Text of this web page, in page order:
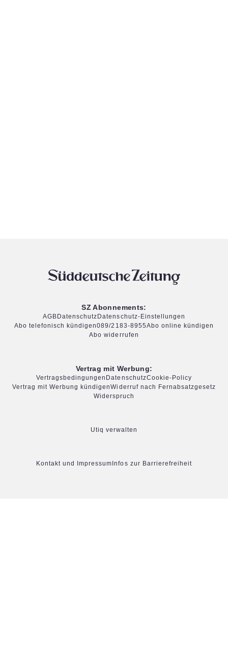
SZ Abonnements:
AGB Datenschutz Datenschutz-Einstellungen
Abo telefonisch kündigen089/2183-8955Abo online kündigen
Abo widerrufen
Vertrag mit Werbung:
Vertragsbedingungen DatenschutzCookie-Policy
Vertrag mit Werbung kündigenWiderruf nach Fernabsatzgesetz
Widerspruch
Utiq verwalten
Kontakt und Impressum Infos zur Barrierefreiheit